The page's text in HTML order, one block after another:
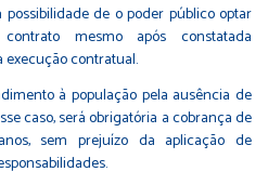
de o poder público optar
mesmo após constatada
contratual.
à população pela ausência de
caso, será obrigatória a cobrança de
sem prejuízo da aplicação de